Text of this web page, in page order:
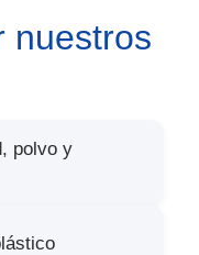
nuestros
polvo y